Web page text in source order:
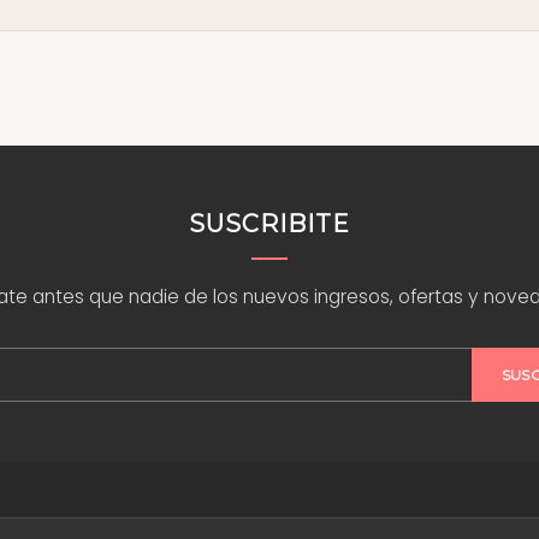
SUSCRIBITE
antes que nadie de los nuevos ingresos, ofertas y